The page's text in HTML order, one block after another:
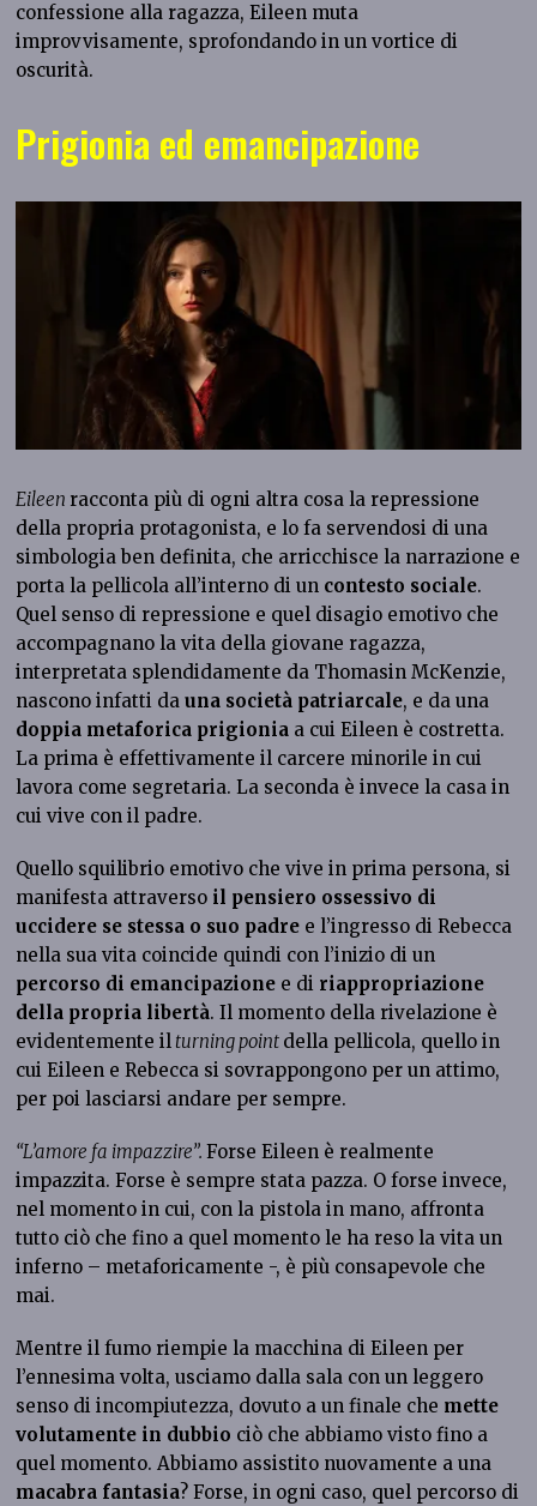
confessione alla ragazza, Eileen muta
improvvisamente, sprofondando in un vortice di
oscurità.
Prigionia ed emancipazione
Eileen racconta più di ogni altra cosa la repressione
della propria protagonista, e lo fa servendosi di una
simbologia ben definita, che arricchisce la narrazione e
porta la pellicola all’interno di un contesto sociale.
Quel senso di repressione e quel disagio emotivo che
accompagnano la vita della giovane ragazza,
interpretata splendidamente da Thomasin McKenzie,
nascono infatti dauna società patriarcale, e da una
doppia metaforica prigionia a cui Eileen è costretta.
La prima è effettivamente il carcere minorile in cui
lavora come segretaria. La seconda è invece la casa in
cui vive con il padre.
Quello squilibrio emotivo che vive in prima persona, si
manifesta attraverso il pensiero ossessivo di
uccidere se stessa o suo padre e l’ingresso di Rebecca
nella sua vita coincide quindi con l’inizio di un
percorso di emancipazione e di riappropriazione
della propria libertà. Il momento della rivelazione è
evidentemente il turning point della pellicola, quello in
cui Eileen e Rebecca si sovrappongono per un attimo,
per poi lasciarsi andare per sempre.
“L’amore fa impazzire”.Forse Eileen è realmente
impazzita. Forse è sempre stata pazza. O forse invece,
nel momento in cui, con la pistola in mano, affronta
tutto ciò che fino a quel momento le ha reso la vita un
inferno – metaforicamente -, è più consapevole che
mai.
Mentre il fumo riempie la macchina di Eileen per
l’ennesima volta, usciamo dalla sala con un leggero
senso di incompiutezza, dovuto a un finale che mette
volutamente in dubbio ciò che abbiamo visto fino a
quel momento. Abbiamo assistito nuovamente a una
macabra fantasia? Forse, in ogni caso, quel percorso di